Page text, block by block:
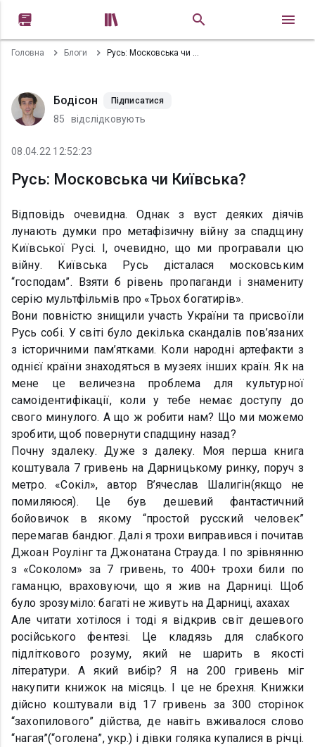
 
Головна Блоги Русь: Московська чи Київська?
Бодісон Підписатися
85 відслідковують
08.04.22 12:52:23
Русь: Московська чи Київська?
Відповідь очевидна. Однак з вуст деяких діячів
лунають думки про метафізичну війну за спадщину
Київської Русі. І, очевидно, що ми програвали цю
війну. Київська Русь дісталася московським
“господам”. Взяти б рівень пропаганди і знамениту
серію мультфільмів про «Трьох богатирів».
Вони повністю знищили участь України та присвоїли
Русь собі. У світі було декілька скандалів пов’язаних
з історичними пам’ятками. Коли народні артефакти з
однієї країни знаходяться в музеях інших країн. Як на
мене це величезна проблема для культурної
самоідентифікації, коли у тебе немає доступу до
свого минулого. А що ж робити нам? Що ми можемо
зробити, щоб повернути спадщину назад?
Почну здалеку. Дуже з далеку. Моя перша книга
коштувала 7 гривень на Дарницькому ринку, поруч з
метро. «Сокіл», автор В’ячеслав Шалигін(якщо не
помиляюся). Це був дешевий фантастичний
бойовичок в якому “простой русский человек”
перемагав бандюг. Далі я трохи виправився і почитав
Джоан Роулінг та Джонатана Страуда. І по зрівнянню
з «Соколом» за 7 гривень, то 400+ трохи били по
гаманцю, враховуючи, що я жив на Дарниці. Щоб
було зрозуміло: багаті не живуть на Дарниці, ахахах
Але читати хотілося і тоді я відкрив світ дешевого
російського фентезі. Це кладязь для слабкого
підліткового розуму, який не шарить в якості
літератури. А який вибір? Я на 200 гривень міг
накупити книжок на місяць. І це не брехня. Книжки
дійсно коштували від 17 гривень за 300 сторінок
“захопилового” дійства, де навіть вживалося слово
“нагая”(“оголена”, укр.) і дівки голяка купалися в річці.